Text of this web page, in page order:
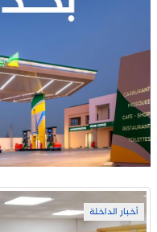
أخبار الداخلة